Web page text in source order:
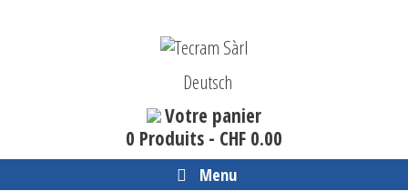
Deutsch
Votre panier
0 Produits - CHF 0.00
Menu